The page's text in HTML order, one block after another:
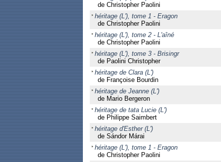
de Christopher Paolini
héritage (L'), tome 1 - Eragon
de Christopher Paolini
héritage (L'), tome 2 - L'aîné
de Christopher Paolini
héritage (L'), tome 3 - Brisingr
de Paolini Christopher
héritage de Clara (L')
de Françoise Bourdin
héritage de Jeanne (L')
de Mario Bergeron
héritage de tata Lucie (L')
de Philippe Saimbert
héritage d'Esther (L')
de Sándor Márai
héritage (L'), tome 1 - Eragon
de Christopher Paolini